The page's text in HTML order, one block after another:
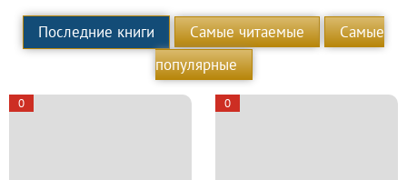
Последние книги Самые читаемые
Самые
популярные
0 0